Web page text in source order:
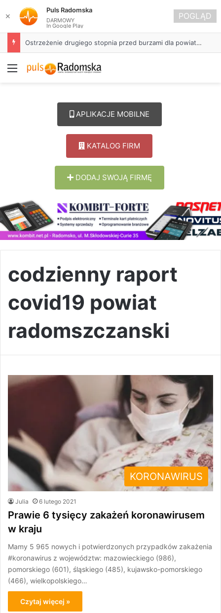
Ostrzeżenie drugiego stopnia przed burzami dla powiatu radomszczańskiego
Menu
APLIKACJE MOBILNE
KATALOG FIRM
DODAJ SWOJĄ FIRMĘ
codzienny raport
covid19 powiat
radomszczanski
KORONAWIRUS
Julia 6 lutego 2021
Prawie 6 tysięcy zakażeń koronawirusem
w kraju
Mamy 5 965 nowych i potwierdzonych przypadków zakażenia
#koronawirus z województw: mazowieckiego (986),
pomorskiego (601), śląskiego (485), kujawsko-pomorskiego
(466), wielkopolskiego…
Czytaj więcej »
✕
Puls Radomska
DARMOWY
In Google Play
POGLĄD